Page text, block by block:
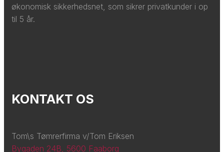
økonomisk sikkerhedsnet, som sikrer privatkunder i op
til 5 år.
KONTAKT OS
Tom\s Tømrerfirma v/Tom Eriksen
Bygaden 24B, 5600 Faaborg